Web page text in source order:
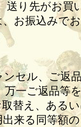
送り先がお買
お振込みで
セル、ご返
一ご返品等
替え、ある
来る同等額